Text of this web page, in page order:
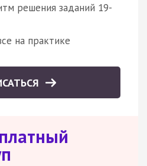
решения заданий 19-
на практике